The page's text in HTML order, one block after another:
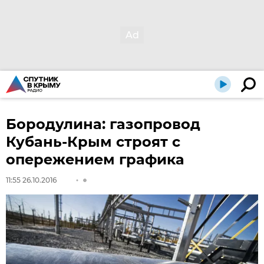
Бородулина: газопровод
Кубань-Крым строят с
опережением графика
11:55 26.10.2016